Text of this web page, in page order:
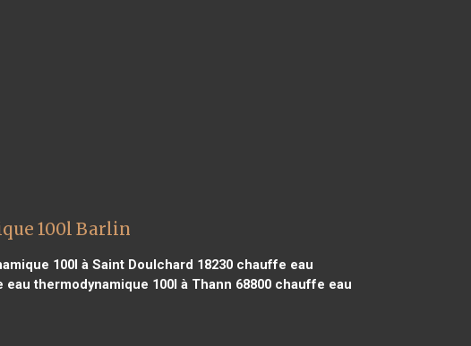
100l Barlin
100l à Saint Doulchard 18230chauffe eau
eau thermodynamique 100l à Thann 68800 chauffe eau